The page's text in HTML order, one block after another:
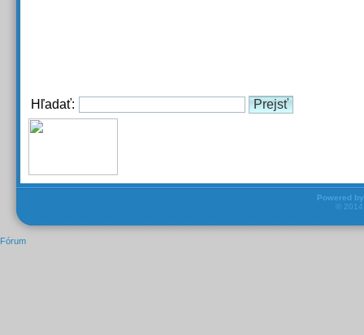
Hľadať:
Powered by
©
Fórum